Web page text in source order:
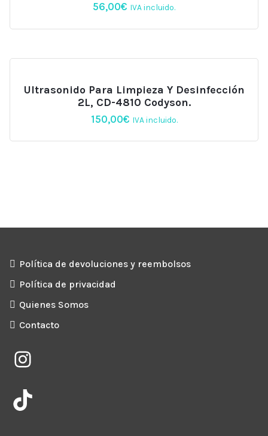
56,00€ IVA incluido.
Ultrasonido Para Limpieza Y Desinfección
2L, CD-4810 Codyson.
150,00€ IVA incluido.
Política de devoluciones y reembolsos
Política de privacidad
Quienes Somos
Contacto